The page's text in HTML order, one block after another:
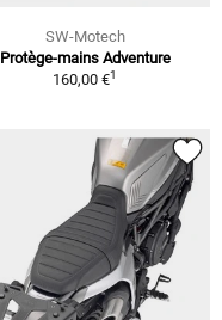
SW-Motech
Protège-mains Adventure
160,00 €1